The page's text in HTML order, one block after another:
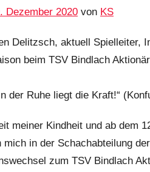
Dezember 2020 von KS
Delitzsch, aktuell Spielleiter,
beim TSV Bindlach
der Ruhe liegt die Kraft!“
meiner Kindheit und ab dem
mich in der Schachabteilung
zum TSV Bindlach